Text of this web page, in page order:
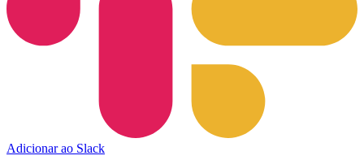
Adicionar ao Slack